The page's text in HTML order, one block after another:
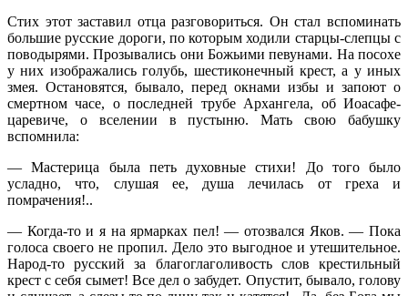
Стих этот заставил отца разговориться. Он стал вспоминать
большие русские дороги, по которым ходили старцы-слепцы с
поводырями. Прозывались они Божьими певунами. На посохе
у них изображались голубь, шестиконечный крест, а у иных
змея. Остановятся, бывало, перед окнами избы и запоют о
смертном часе, о последней трубе Архангела, об Иоасафе-
царевиче, о вселении в пустыню. Мать свою бабушку
вспомнила:
— Мастерица была петь духовные стихи! До того было
усладно, что, слушая ее, душа лечилась от греха и
помрачения!..
— Когда-то и я на ярмарках пел! — отозвался Яков. — Пока
голоса своего не пропил. Дело это выгодное и утешительное.
Народ-то русский за благоглаголивость слов крестильный
крест с себя сымет! Все дел о забудет. Опустит, бывало, голову